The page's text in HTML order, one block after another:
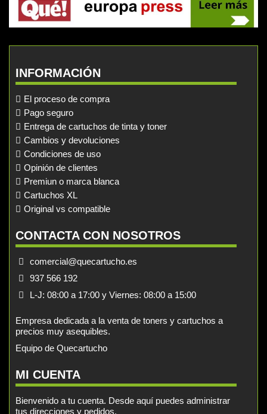
INFORMACIÓN
El proceso de compra
Pago seguro
Entrega de cartuchos de tinta y toner
Cambios y devoluciones
Condiciones de uso
Opinión de clientes
Premiun o marca blanca
Cartuchos XL
Original vs compatible
CONTACTA CON NOSOTROS
comercial@quecartucho.es
937 566 192
L-J: 08:00 a 17:00 y Viernes: 08:00 a 15:00
Empresa dedicada a la venta de toners y cartuchos a
precios muy asequibles.
Equipo de Quecartucho
MI CUENTA
Bienvenido a tu cuenta. Desde aquí puedes administrar
tus direcciones y pedidos.